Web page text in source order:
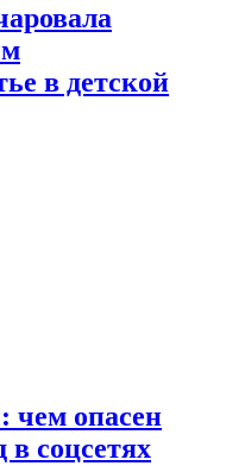
в детской
чем опасен
соцсетях